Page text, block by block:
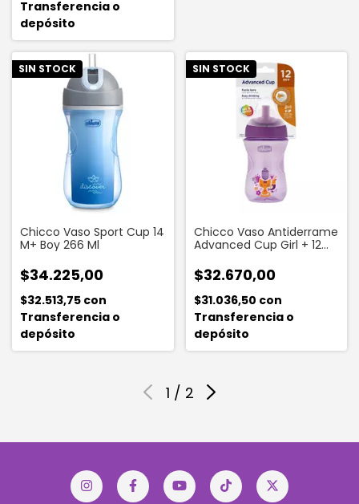
Transferencia o
depósito
SIN STOCK
Chicco Vaso Sport Cup 14
M+ Boy 266 Ml
$34.225,00
$32.513,75 con
Transferencia o
depósito
SIN STOCK
Chicco Vaso Antiderrame
Advanced Cup Girl + 12
$32.670,00
$31.036,50 con
Transferencia o
depósito
1 / 2